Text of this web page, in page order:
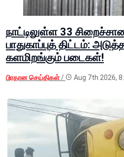
நாட்டிலுள்ள 33
பாதுகாப்புத் திட்டம்:
களமிறங்கும் படைகள்!
பிரதான செய்திகள்/ Aug 7th 2026,